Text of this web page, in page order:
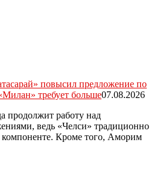
повысил предложение по
требует больше07.08.2026
продолжит работу над
ведь «Челси» традиционно
Кроме того, Аморим